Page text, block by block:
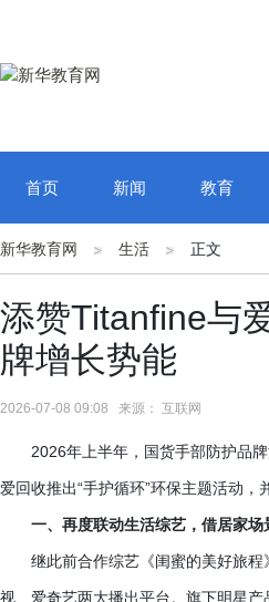
首页 新闻 教育
新华教育网 生活 正文
添赞Titanfine与
牌增长势能
2026-07-08 09:08 来源： 互联网
2026年上半年，国货手部防护品
爱回收推出“手护循环”环保主题活动
一、再度联动生活综艺，借居家
继此前合作综艺《闺蜜的美好旅程
视、爱奇艺两大播出平台。旗下明星